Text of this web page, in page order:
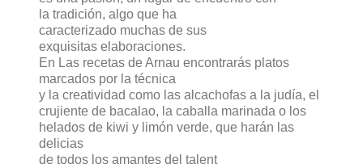
la tradición, algo que ha
caracterizado muchas de sus
exquisitas elaboraciones.
En Las recetas de Arnau encontrarás platos
marcados por la técnica
y la creatividad como las alcachofas a la judía, el
crujiente de bacalao, la caballa marinada o los
helados de kiwi y limón verde, que harán las
delicias
de todos los amantes del talent